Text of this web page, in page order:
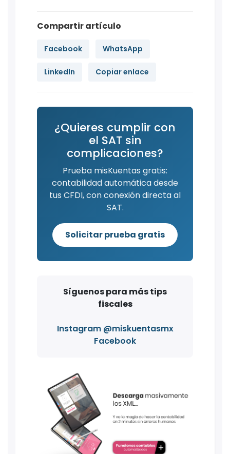
Compartir artículo
Facebook WhatsApp
LinkedIn Copiar enlace
¿Quieres cumplir con
el SAT sin
complicaciones?
Prueba misKuentas gratis:
contabilidad automática desde
tus CFDI, con conexión directa al
SAT.
Solicitar prueba gratis
Síguenos para más tips
fiscales
Instagram @miskuentasmx
Facebook